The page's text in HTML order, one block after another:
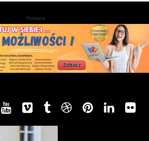
Reklama